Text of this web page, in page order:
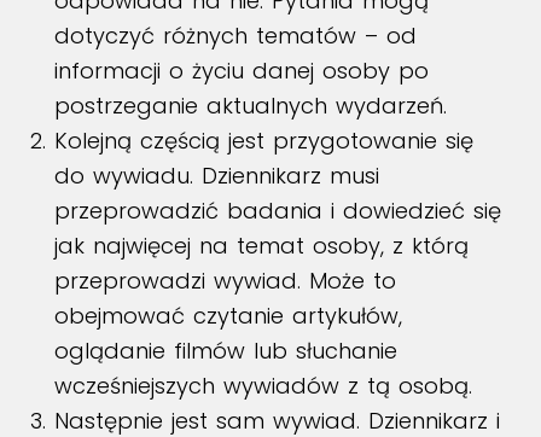
dotyczyć różnych tematów – od
informacji o życiu danej osoby po
postrzeganie aktualnych wydarzeń.
Kolejną częścią jest przygotowanie się
do wywiadu. Dziennikarz musi
przeprowadzić badania i dowiedzieć się
jak najwięcej na temat osoby, z którą
przeprowadzi wywiad. Może to
obejmować czytanie artykułów,
oglądanie filmów lub słuchanie
wcześniejszych wywiadów z tą osobą.
Następnie jest sam wywiad. Dziennikarz i